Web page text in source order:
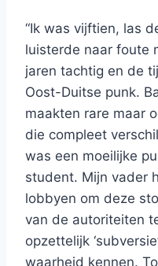
“Ik was vijftien, las
luisterde naar foute
jaren tachtig en de
Oost-Duitse punk.
maakten rare maar
die compleet
was een moeilijke
student. Mijn vader
lobbyen om deze
van de autoriteiten
opzettelijk
waarheid kennen.